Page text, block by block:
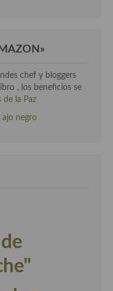
chef y bloggers
, los beneficios se
de la Paz